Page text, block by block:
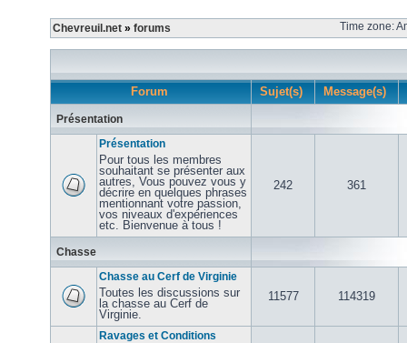
Chevreuil.net » forums Time zone:
Forum Sujet(s) Message(s)
Présentation
Présentation
Pour tous les membres
souhaitant se présenter aux
autres, Vous pouvez vous y
décrire en quelques phrases
mentionnant votre passion,
vos niveaux d'expériences
etc. Bienvenue à tous !
242 361
Chasse
Chasse au Cerf de Virginie
Toutes les discussions sur
la chasse au Cerf de
Virginie.
11577 114319
Ravages et Conditions